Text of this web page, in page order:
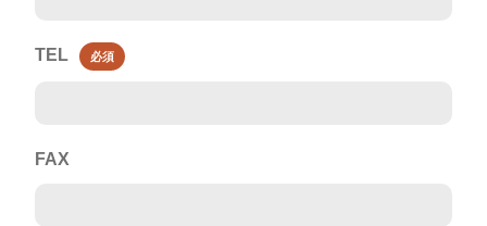
TEL 必須
FAX